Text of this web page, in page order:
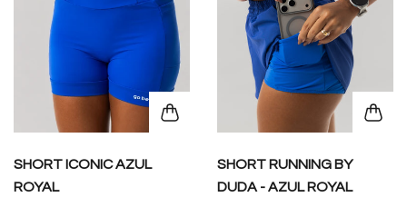
SHORT ICONIC AZUL
ROYAL
SHORT RUNNING BY
DUDA - AZUL ROYAL